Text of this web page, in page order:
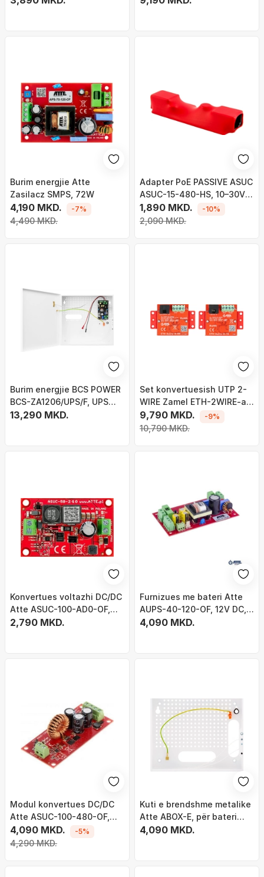
Burim energjie Atte
Zasilacz SMPS, 72W
4,190 MKD.
4,490 MKD.
-7%
Adapter PoE PASSIVE ASUC
ASUC-15-480-HS, 10–30V
në 48VDC, 15W, i zi
1,890 MKD.
2,090 MKD.
-10%
Burim energjie BCS POWER
BCS-ZA1206/UPS/F, UPS
bufër, për instalim të
13,290 MKD.
Set konvertuesish UTP 2-
WIRE Zamel ETH-2WIRE-a-
SET, LAN dhe PoE, set i
plotë
9,790 MKD.
10,790 MKD.
-9%
Konvertues voltazhi DC/DC
Atte ASUC-100-AD0-OF,
profesional
2,790 MKD.
Furnizues me bateri Atte
AUPS-40-120-OF, 12V DC,
3.5A, i bardhë
4,090 MKD.
Modul konvertues DC/DC
Atte ASUC-100-480-OF,
dalje 48V DC
4,090 MKD.
4,290 MKD.
-5%
Kuti e brendshme metalike
Atte ABOX-E, për bateri
7Ah, montim në mur, e
4,090 MKD.